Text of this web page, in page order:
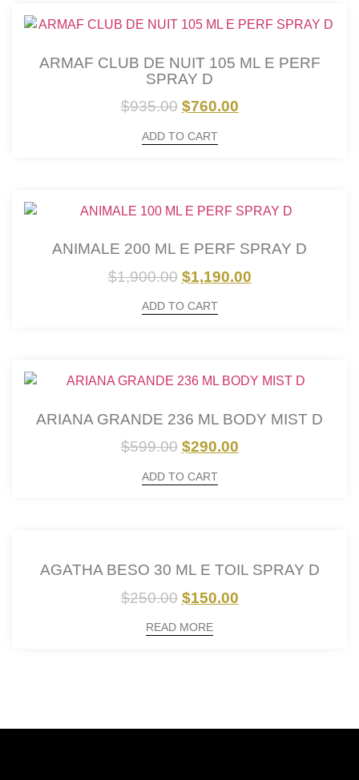
ARMAF CLUB DE NUIT 105 ML E PERF
SPRAY D
$935.00 $760.00
ADD TO CART
ANIMALE 200 ML E PERF SPRAY D
$1,900.00 $1,190.00
ADD TO CART
ARIANA GRANDE 236 ML BODY MIST D
$599.00 $290.00
ADD TO CART
AGATHA BESO 30 ML E TOIL SPRAY D
$250.00 $150.00
READ MORE